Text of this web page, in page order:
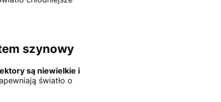
szynowy
są niewielkie i
światło o